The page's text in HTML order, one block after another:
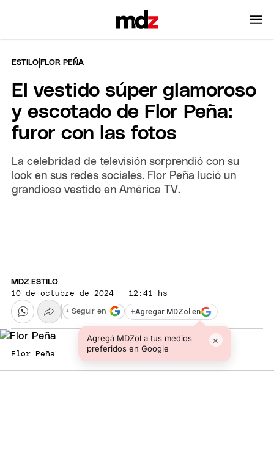
ESTILO |FLOR PEÑA
El vestido súper glamoroso
y escotado de Flor Peña:
furor con las fotos
La celebridad de televisión sorprendió con su
look en sus redes sociales. Flor Peña lució un
grandioso vestido en América TV.
MDZ ESTILO
10 de octubre de 2024 · 12:41 hs
+Agregar MDZol en
Agregá MDZol a tus medios
preferidos en Google
×
+ Seguir en
Flor Peña